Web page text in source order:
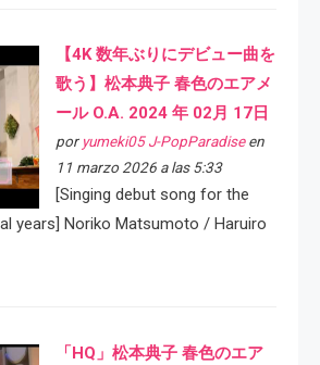
【4K 数年ぶりにデビュー曲を
歌う】松本典子 春色のエアメ
ール O.A. 2024 年 02月 17日
por yumeki05 J-PopParadiseen
11 marzo 2026 a las 5:33
[Singing debut song for the
years] Noriko Matsumoto / Haruiro
「HQ」松本典子 春色のエア